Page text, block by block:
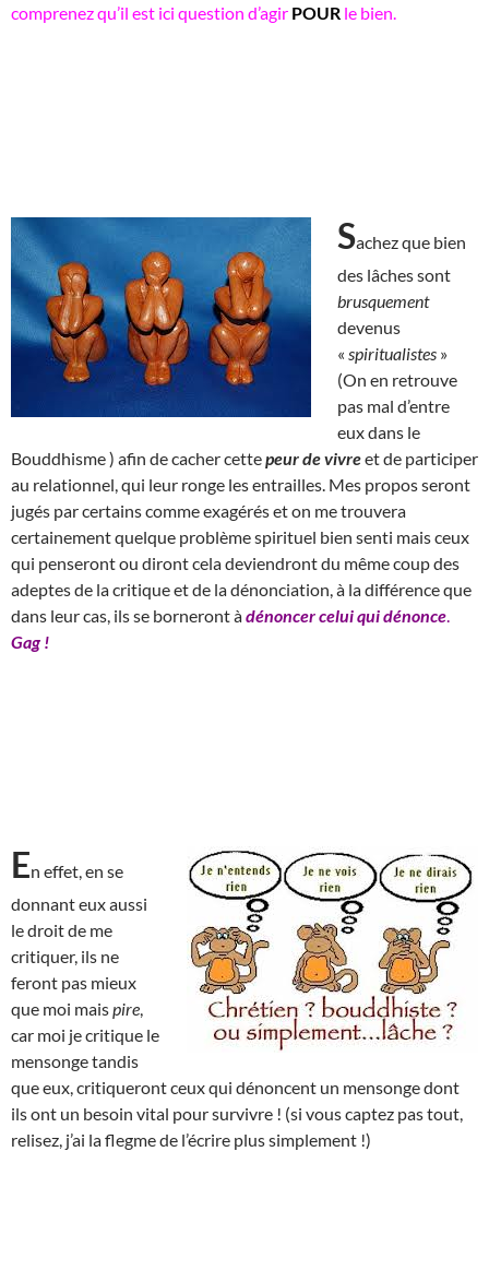
comprenez qu’il est ici question d’agir POUR le bien.
Sachez que bien
des lâches sont
brusquement
devenus
« spiritualistes »
(On en retrouve
pas mal d’entre
eux dans le
Bouddhisme ) afin de cacher cettepeur de vivreet de participer
au relationnel, qui leur ronge les entrailles. Mes propos seront
jugés par certains comme exagérés et on me trouvera
certainement quelque problème spirituel bien senti mais ceux
qui penseront ou diront cela deviendront du même coup des
adeptes de la critique et de la dénonciation, à la différence que
dans leur cas, ils se borneront àdénoncer celui qui dénonce
Gag !
En effet, en se
donnant eux aussi
le droit de me
critiquer, ils ne
feront pas mieux
que moi maispire
car moi je critique le
mensonge tandis
que eux, critiqueront ceux qui dénoncent un mensonge dont
ils ont un besoin vital pour survivre ! (si vous captez pas tout,
relisez, j’ai la flegme de l’écrire plus simplement !)